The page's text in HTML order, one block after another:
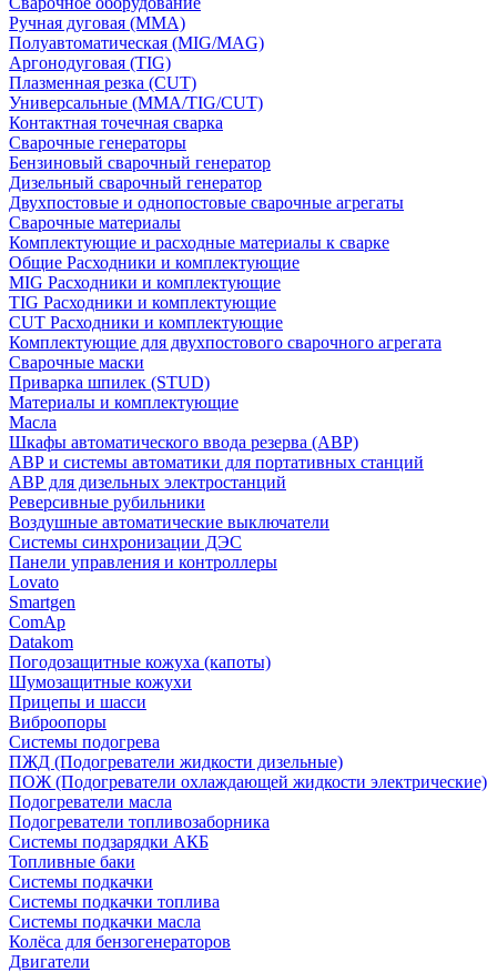
Ручная дуговая (MMA)
Полуавтоматическая (MIG/MAG)
Аргонодуговая (TIG)
Плазменная резка (CUT)
Универсальные (MMA/TIG/CUT)
Контактная точечная сварка
Сварочные генераторы
Бензиновый сварочный генератор
Дизельный сварочный генератор
Двухпостовые и однопостовые сварочные агрегаты
Сварочные материалы
Комплектующие и расходные материалы к сварке
Общие Расходники и комплектующие
MIG Расходники и комплектующие
TIG Расходники и комплектующие
CUT Расходники и комплектующие
Комплектующие для двухпостового сварочного агрегата
Сварочные маски
Приварка шпилек (STUD)
Материалы и комплектующие
Масла
Шкафы автоматического ввода резерва (АВР)
АВР и системы автоматики для портативных станций
АВР для дизельных электростанций
Реверсивные рубильники
Воздушные автоматические выключатели
Системы синхронизации ДЭС
Панели управления и контроллеры
Lovato
Smartgen
ComAp
Datakom
Погодозащитные кожуха (капоты)
Шумозащитные кожухи
Прицепы и шасси
Виброопоры
Системы подогрева
ПЖД (Подогреватели жидкости дизельные)
ПОЖ (Подогреватели охлаждающей жидкости электрические)
Подогреватели масла
Подогреватели топливозаборника
Системы подзарядки АКБ
Топливные баки
Системы подкачки
Системы подкачки топлива
Системы подкачки масла
Колёса для бензогенераторов
Двигатели